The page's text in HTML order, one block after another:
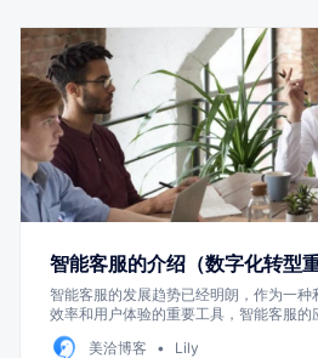
智能客服的介绍（数字化转型
智能客服的发展趋势已经明朗，作为一种
效率和用户体验的重要工具，智能客服的
美洽博客
Lily